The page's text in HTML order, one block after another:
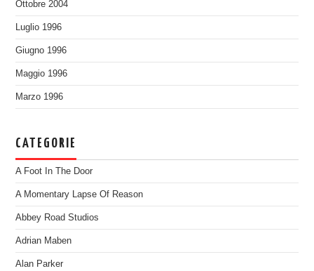
Ottobre 2004
Luglio 1996
Giugno 1996
Maggio 1996
Marzo 1996
CATEGORIE
A Foot In The Door
A Momentary Lapse Of Reason
Abbey Road Studios
Adrian Maben
Alan Parker